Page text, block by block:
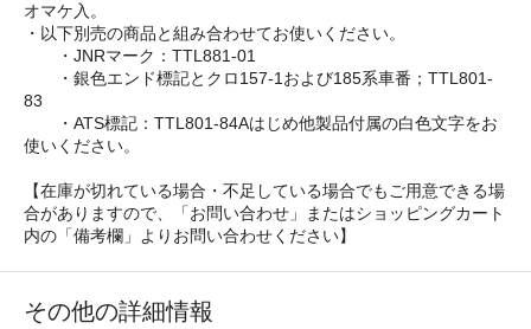
オマケ入。
・以下別売の商品と組み合わせてお使いください。
・JNRマーク：TTL881-01
・銀色エンド標記とクロ157-1および185系車番；TTL801-
83
・ATS標記：TTL801-84Aはじめ他製品付属の白色文字をお
使いください。
【在庫が切れている場合・不足している場合でもご用意できる場
合がありますので、「お問い合わせ」またはショッピングカート
内の「備考欄」よりお問い合わせください】
その他の詳細情報